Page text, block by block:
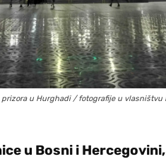
u Hurghadi / fotografije u vlasništvu
u Bosni i